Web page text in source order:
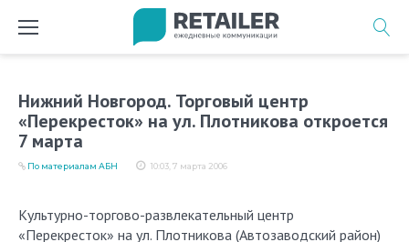
Нижний Новгород. Торговый центр
«Перекресток» на ул. Плотникова откроется
7 марта
10:03, 7 марта 2006
По материалам АБН
Культурно-торгово-развлекательный центр
«Перекресток» на ул. Плотникова (Автозаводский район)